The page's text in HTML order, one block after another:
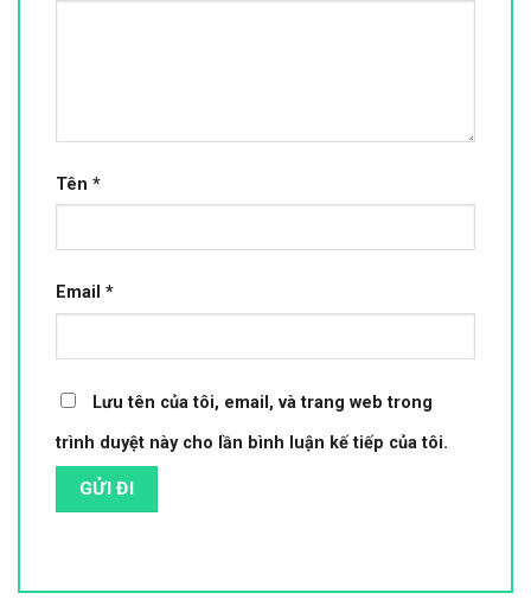
Tên *
Email *
Lưu tên của tôi, email, và trang web trong
trình duyệt này cho lần bình luận kế tiếp của tôi.